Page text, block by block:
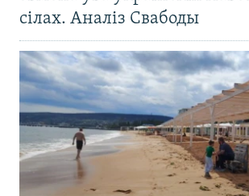
сілах. Аналіз Свабоды